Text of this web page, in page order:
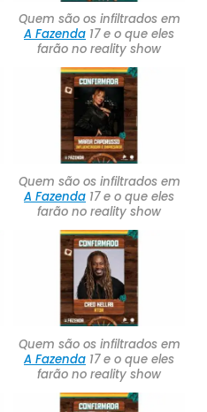
Quem são os infiltrados em
A Fazenda 17 e o que eles
farão no reality show
Quem são os infiltrados em
A Fazenda 17 e o que eles
farão no reality show
Quem são os infiltrados em
A Fazenda 17 e o que eles
farão no reality show